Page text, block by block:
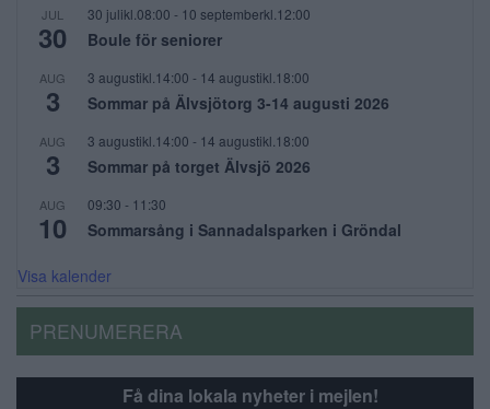
JUL
30
30 julikl.08:00 - 10 septemberkl.12:00
Boule för seniorer
AUG
3
3 augustikl.14:00 - 14 augustikl.18:00
Sommar på Älvsjötorg 3-14 augusti 2026
AUG
3
3 augustikl.14:00 - 14 augustikl.18:00
Sommar på torget Älvsjö 2026
AUG
10
09:30 - 11:30
Sommarsång i Sannadalsparken i Gröndal
Visa kalender
PRENUMERERA
Få dina lokala nyheter i mejlen!